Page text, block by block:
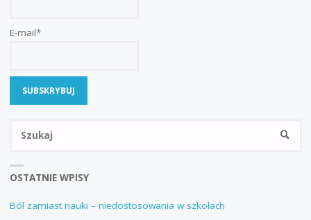
E-mail*
OSTATNIE WPISY
Ból zamiast nauki – niedostosowania w szkołach